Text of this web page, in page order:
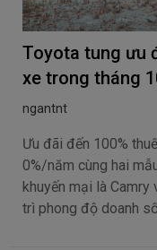
Toyota tung ưu
xe trong tháng
ngantnt
Ưu đãi đến 100%
0%/năm cùng hai
khuyến mại là Camry
trì phong độ doanh